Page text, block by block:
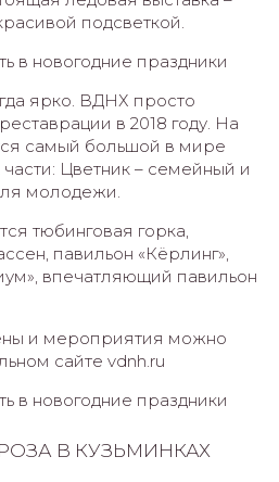
подсветкой.
ярко. ВДНХ просто
в 2018 году. На
самый большой в мире
части: Цветник – семейный и
молодежи.
тюбинговая горка,
павильон «Кёрлинг»,
впечатляющий павильон
и мероприятия можно
сайте vdnh.ru
В КУЗЬМИНКАХ